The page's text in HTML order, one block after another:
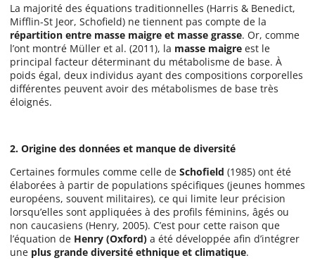
La majorité des équations traditionnelles (Harris & Benedict,
Mifflin-St Jeor, Schofield) ne tiennent pas compte de la
répartition entre masse maigre et masse grasse. Or, comme
l’ont montré Müller et al. (2011), la masse maigre est le
principal facteur déterminant du métabolisme de base. À
poids égal, deux individus ayant des compositions corporelles
différentes peuvent avoir des métabolismes de base très
éloignés.
2. Origine des données et manque de diversité
Certaines formules comme celle de Schofield (1985) ont été
élaborées à partir de populations spécifiques (jeunes hommes
européens, souvent militaires), ce qui limite leur précision
lorsqu’elles sont appliquées à des profils féminins, âgés ou
non caucasiens (Henry, 2005). C’est pour cette raison que
l’équation de Henry (Oxford) a été développée afin d’intégrer
une plus grande diversité ethnique et climatique.